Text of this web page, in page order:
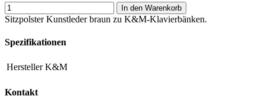
In den Warenkorb
Sitzpolster Kunstleder braun zu K&M-Klavierbänken.
Spezifikationen
Hersteller K&M
Kontakt